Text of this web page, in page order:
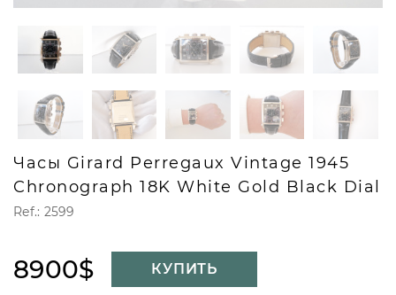
Часы Girard Perregaux Vintage 1945
Chronograph 18K White Gold Black Dial
Ref.: 2599
8900$ КУПИТЬ